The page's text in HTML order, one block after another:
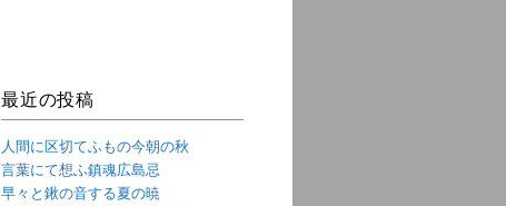
最近の投稿
人間に区切てふもの今朝の秋
言葉にて想ふ鎮魂広島忌
早々と鍬の音する夏の暁